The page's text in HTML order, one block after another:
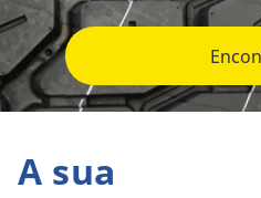
A sua